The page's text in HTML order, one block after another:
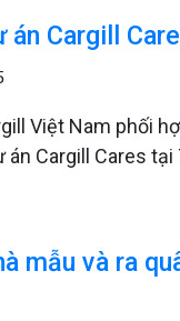
án Cargill
Việt Nam phối
Cargill Cares
mẫu và ra